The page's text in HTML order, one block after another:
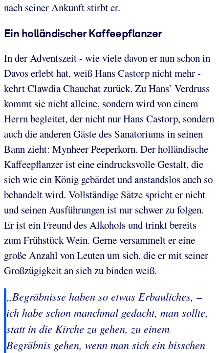
nach seiner Ankunft stirbt er.
Ein holländischer Kaffeepflanzer
In der Adventszeit - wie viele davon er nun schon in
Davos erlebt hat, weiß Hans Castorp nicht mehr -
kehrt Clawdia Chauchat zurück. Zu Hans’ Verdruss
kommt sie nicht alleine, sondern wird von einem
Herrn begleitet, der nicht nur Hans Castorp, sondern
auch die anderen Gäste des Sanatoriums in seinen
Bann zieht: Mynheer Peeperkorn. Der holländische
Kaffeepflanzer ist eine eindrucksvolle Gestalt, die
sich wie ein König gebärdet und anstandslos auch so
behandelt wird. Vollständige Sätze spricht er nicht
und seinen Ausführungen ist nur schwer zu folgen.
Er ist ein Freund des Alkohols und trinkt bereits
zum Frühstück Wein. Gerne versammelt er eine
große Anzahl von Leuten um sich, die er mit seiner
Großzügigkeit an sich zu binden weiß.
„Begräbnisse haben so etwas Erbauliches, –
ich habe schon manchmal gedacht, man sollte,
statt in die Kirche zu gehen, zu einem
Begräbnis gehen, wenn man sich ein bisschen